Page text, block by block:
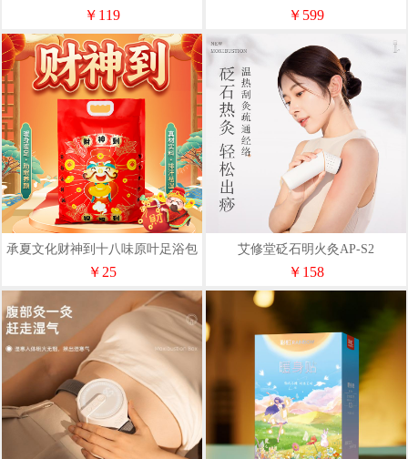
￥119 ￥599
承夏文化财神到十八味原叶足浴包
CX2024-008
￥25
艾修堂砭石明火灸AP-S2
￥158